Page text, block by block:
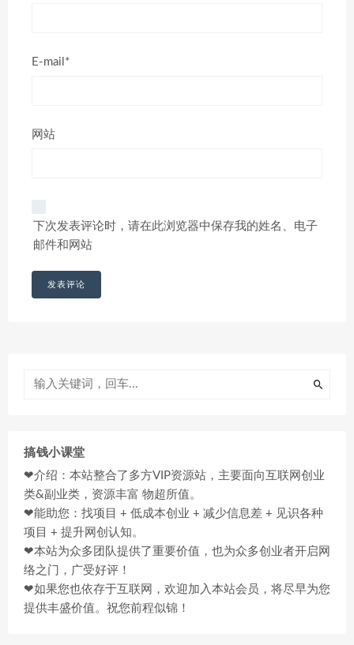
E-mail*
网站
下次发表评论时，请在此浏览器中保存我的姓名、电子
邮件和网站
搞钱小课堂
❤介绍：本站整合了多方VIP资源站，主要面向互联网创业
类&副业类，资源丰富 物超所值。
❤能助您：找项目 + 低成本创业 + 减少信息差 + 见识各种
项目 + 提升网创认知。
❤本站为众多团队提供了重要价值，也为众多创业者开启网
络之门，广受好评！
❤如果您也依存于互联网，欢迎加入本站会员，将尽早为您
提供丰盛价值。祝您前程似锦！